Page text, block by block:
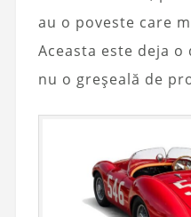
au o poveste care
Aceasta este deja
nu o greșeală de